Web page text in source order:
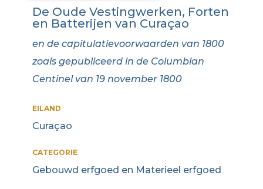
De Oude Vestingwerken, Forten
en Batterijen van Curaçao
en de capitulatievoorwaarden van 1800
zoals gepubliceerd in de Columbian
Centinel van 19 november 1800
EILAND
Curaçao
CATEGORIE
Gebouwd erfgoed en Materieel erfgoed